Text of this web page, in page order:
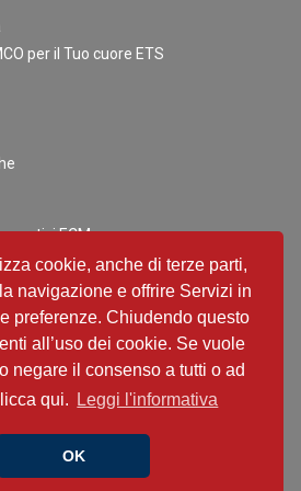
cookie, anche di terze parti,
navigazione e offrire Servizi in
preferenze. Chiudendo questo
all’uso dei cookie. Se vuole
negare il consenso a tutti o ad
qui.
Leggi l'informativa
OK
per il Tuo cuore ETS
ECM
Regionali
Nazionali